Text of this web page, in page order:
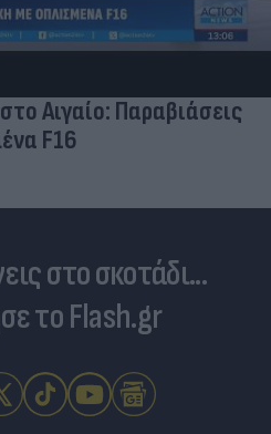
Αιγαίο: Παραβιάσεις
F16
στο σκοτάδι...
το Flash.gr